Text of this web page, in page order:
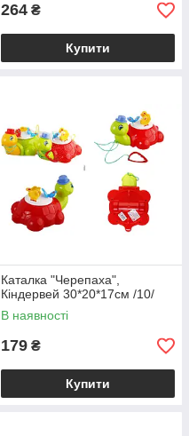
264 ₴
Купити
Каталка "Черепаха",
Кіндервей 30*20*17см /10/
В наявності
179 ₴
Купити